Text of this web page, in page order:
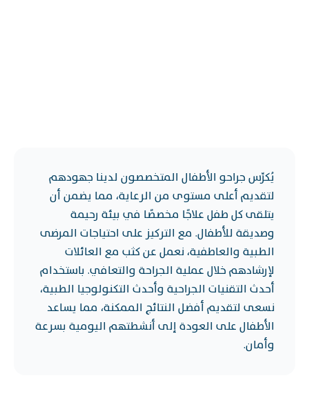
يُكرِّس جراحو الأطفال المتخصصون لدينا جهودهم
لتقديم أعلى مستوى من الرعاية، مما يضمن أن
يتلقى كل طفل علاجًا مخصصًا في بيئة رحيمة
وصديقة للأطفال. مع التركيز على احتياجات المرضى
الطبية والعاطفية، نعمل عن كثب مع العائلات
لإرشادهم خلال عملية الجراحة والتعافي. باستخدام
أحدث التقنيات الجراحية وأحدث التكنولوجيا الطبية،
نسعى لتقديم أفضل النتائج الممكنة، مما يساعد
الأطفال على العودة إلى أنشطتهم اليومية بسرعة
وأمان.